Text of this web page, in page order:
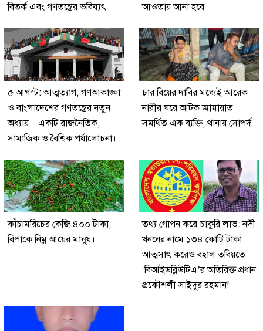
বিতর্ক এবং গণতন্ত্রের ভবিষ্যৎ।
আওতায় আনা হবে।
৫ আগস্ট: আত্মত্যাগ, গণআকাঙ্ক্ষা
ও বাংলাদেশের গণতন্ত্রের নতুন
অধ্যায়—একটি রাজনৈতিক,
সামাজিক ও বৈশ্বিক পর্যালোচনা।
চার বিয়ের দাবির মধ্যেই আরেক
নারীর ঘরে আটক জামায়াত
সমর্থিত এক ব্যক্তি, থানায় সোপর্দ।
কাঁচামরিচের কেজি ৪০০ টাকা,
বিপাকে নিম্ন আয়ের মানুষ।
তথ্য গোপন করে চাকুরি লাভ: নদী
খননের নামে ১৩৪ কোটি টাকা
আত্মসাৎ করেও বহাল তবিয়তে
বিআইডব্লিউটিএ’র অতিরিক্ত প্রধান
প্রকৌশলী সাইদুর রহমান!